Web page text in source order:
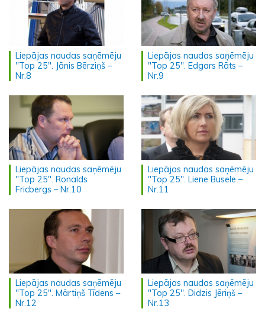
Liepājas naudas saņēmēju
"Top 25". Jānis Bērziņš –
Nr.8
Liepājas naudas saņēmēju
"Top 25". Edgars Rāts –
Nr.9
Liepājas naudas saņēmēju
"Top 25". Ronalds
Fricbergs – Nr.10
Liepājas naudas saņēmēju
"Top 25". Liene Busele –
Nr.11
Liepājas naudas saņēmēju
"Top 25". Mārtiņš Tīdens –
Nr.12
Liepājas naudas saņēmēju
"Top 25". Didzis Jēriņš –
Nr.13